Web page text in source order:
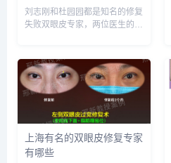
刘志刚和杜园园都是知名的修复
失败双眼皮专家，两位医生的案
的能力更胜一筹，建议实地面诊
和对比，选择需谨慎，预约或咨
询添加微信号：wuyoubia...
上海有名的双眼皮修复专家
有哪些